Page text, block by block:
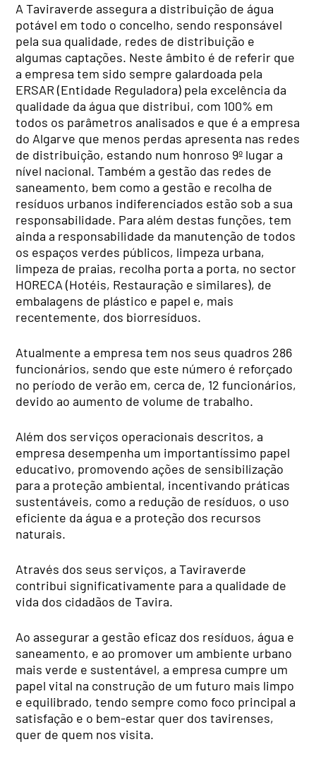
A Taviraverde assegura a distribuição de água
potável em todo o concelho, sendo responsável
pela sua qualidade, redes de distribuição e
algumas captações. Neste âmbito é de referir que
a empresa tem sido sempre galardoada pela
ERSAR (Entidade Reguladora) pela excelência da
qualidade da água que distribui, com 100% em
todos os parâmetros analisados e que é a empresa
do Algarve que menos perdas apresenta nas redes
de distribuição, estando num honroso 9º lugar a
nível nacional. Também a gestão das redes de
saneamento, bem como a gestão e recolha de
resíduos urbanos indiferenciados estão sob a sua
responsabilidade. Para além destas funções, tem
ainda a responsabilidade da manutenção de todos
os espaços verdes públicos, limpeza urbana,
limpeza de praias, recolha porta a porta, no sector
HORECA (Hotéis, Restauração e similares), de
embalagens de plástico e papel e, mais
recentemente, dos biorresíduos.
Atualmente a empresa tem nos seus quadros 286
funcionários, sendo que este número é reforçado
no período de verão em, cerca de, 12 funcionários,
devido ao aumento de volume de trabalho.
Além dos serviços operacionais descritos, a
empresa desempenha um importantíssimo papel
educativo, promovendo ações de sensibilização
para a proteção ambiental, incentivando práticas
sustentáveis, como a redução de resíduos, o uso
eficiente da água e a proteção dos recursos
naturais.
Através dos seus serviços, a Taviraverde
contribui significativamente para a qualidade de
vida dos cidadãos de Tavira.
Ao assegurar a gestão eficaz dos resíduos, água e
saneamento, e ao promover um ambiente urbano
mais verde e sustentável, a empresa cumpre um
papel vital na construção de um futuro mais limpo
e equilibrado, tendo sempre como foco principal a
satisfação e o bem-estar quer dos tavirenses,
quer de quem nos visita.